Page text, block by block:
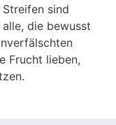
sind
die bewusst
Frucht lieben,